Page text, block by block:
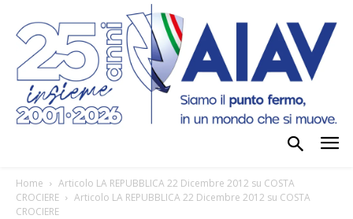
Home
Articolo LA REPUBBLICA 22 Dicembre 2012 su COSTA
CROCIERE
Articolo LA REPUBBLICA 22 Dicembre 2012 su COSTA
CROCIERE